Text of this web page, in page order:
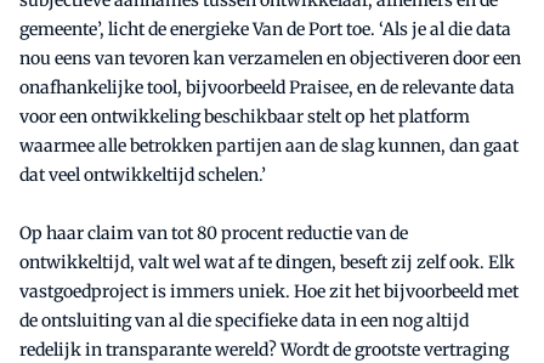
gemeente’, licht de energieke Van de Port toe. ‘Als je al die data
nou eens van tevoren kan verzamelen en objectiveren door een
onafhankelijke tool, bijvoorbeeld Praisee, en de relevante data
voor een ontwikkeling beschikbaar stelt op het platform
waarmee alle betrokken partijen aan de slag kunnen, dan gaat
dat veel ontwikkeltijd schelen.’
Op haar claim van tot 80 procent reductie van de
ontwikkeltijd, valt wel wat af te dingen, beseft zij zelf ook. Elk
vastgoedproject is immers uniek. Hoe zit het bijvoorbeeld met
de ontsluiting van al die specifieke data in een nog altijd
redelijk in transparante wereld? Wordt de grootste vertraging